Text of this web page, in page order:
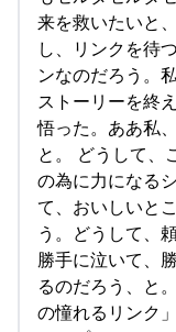
来を救いたいと
し、リンクを待
ンなのだろう。
ストーリーを終
悟った。ああ私
と。 どうして、
の為に力になる
て、おいしいと
う。どうして、
勝手に泣いて、
るのだろう、と
の憧れるリンク